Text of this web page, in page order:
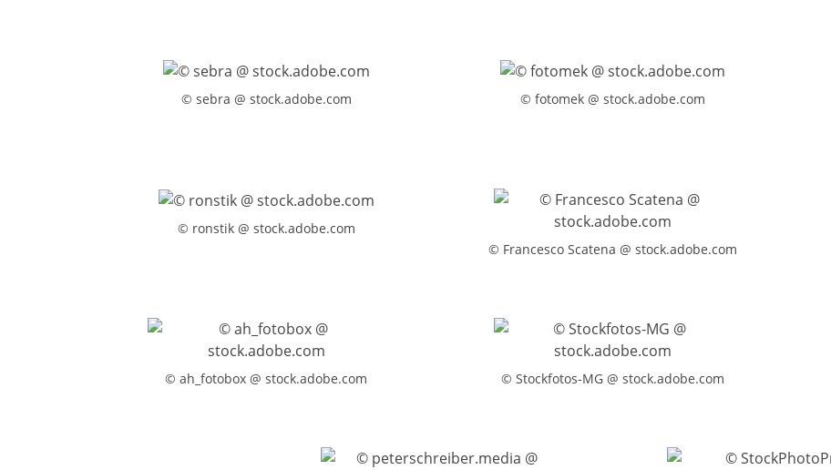
© sebra @ stock.adobe.com
© fotomek @ stock.adobe.com
© ronstik @ stock.adobe.com
© Francesco Scatena @ stock.adobe.com
© ah_fotobox @ stock.adobe.com © Stockfotos-MG @ stock.adobe.com